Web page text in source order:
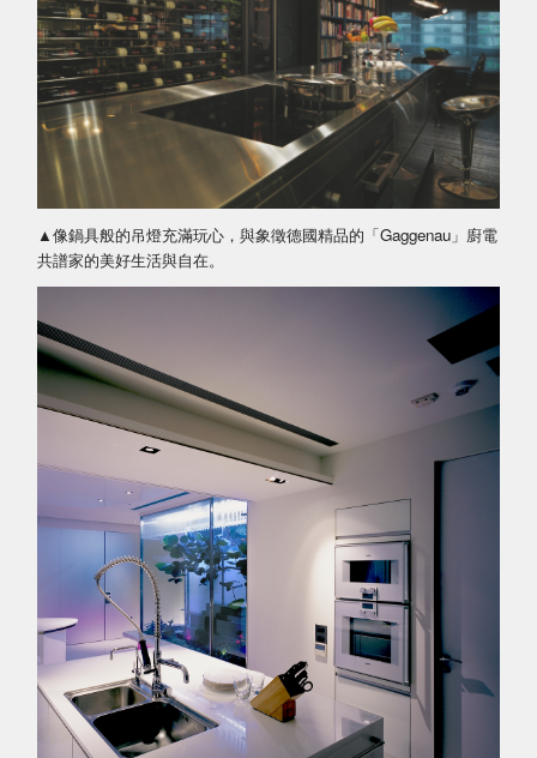
▲像鍋具般的吊燈充滿玩心，與象徵德國精品的「Gaggenau」廚電
共譜家的美好生活與自在。